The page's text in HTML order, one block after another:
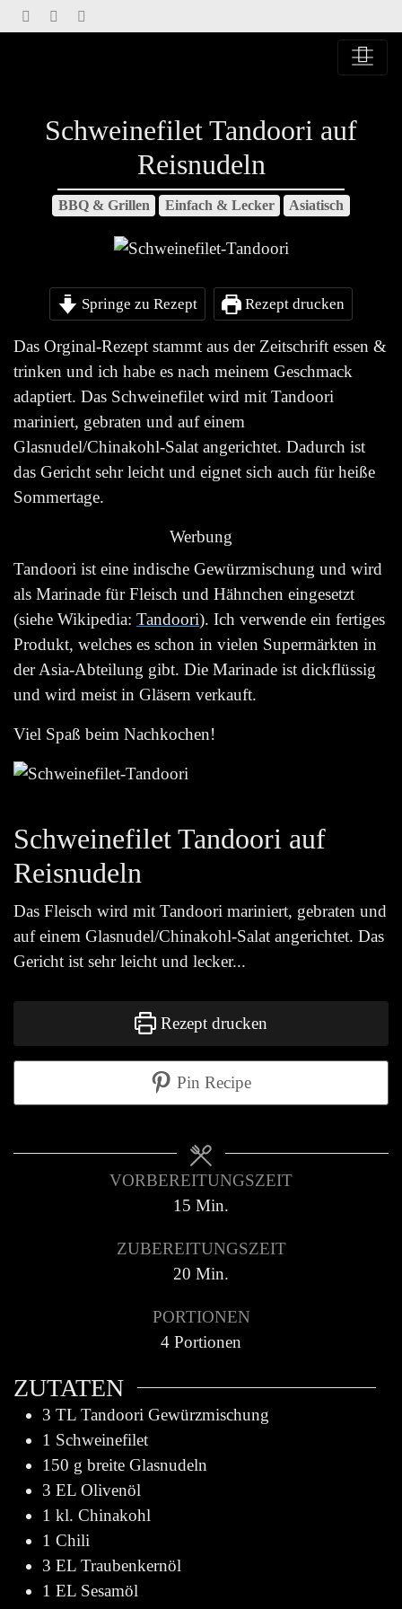
Springe
zu
Schweinefilet Tandoori auf
Reisnudeln
BBQ & Grillen Einfach & Lecker Asiatisch
Springe zu Rezept Rezept drucken
Das Orginal-Rezept stammt aus der Zeitschrift essen &
trinken und ich habe es nach meinem Geschmack
adaptiert. Das Schweinefilet wird mit Tandoori
mariniert, gebraten und auf einem
Glasnudel/Chinakohl-Salat angerichtet. Dadurch ist
das Gericht sehr leicht und eignet sich auch für heiße
Sommertage.
Werbung
Tandoori ist eine indische Gewürzmischung und wird
als Marinade für Fleisch und Hähnchen eingesetzt
(siehe Wikipedia: Tandoori). Ich verwende ein fertiges
Produkt, welches es schon in vielen Supermärkten in
der Asia-Abteilung gibt. Die Marinade ist dickflüssig
und wird meist in Gläsern verkauft.
Viel Spaß beim Nachkochen!
Schweinefilet Tandoori auf
Reisnudeln
Das Fleisch wird mit Tandoori mariniert, gebraten und
auf einem Glasnudel/Chinakohl-Salat angerichtet. Das
Gericht ist sehr leicht und lecker...
Rezept drucken
Pin Recipe
VORBEREITUNGSZEIT
15 Min.
ZUBEREITUNGSZEIT
20 Min.
PORTIONEN
4 Portionen
ZUTATEN
3 TL Tandoori Gewürzmischung
1 Schweinefilet
150 g breite Glasnudeln
3 EL Olivenöl
1 kl. Chinakohl
1 Chili
3 EL Traubenkernöl
1 EL Sesamöl